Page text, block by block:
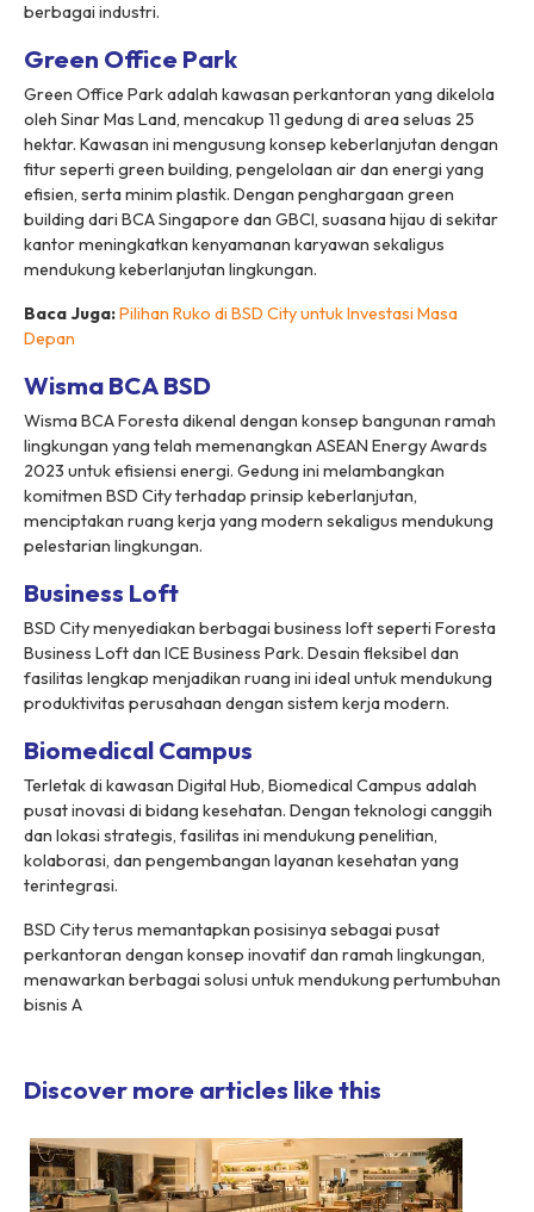
berbagai industri.
Green Office Park
Green Office Park adalah kawasan perkantoran yang dikelola
oleh Sinar Mas Land, mencakup 11 gedung di area seluas 25
hektar. Kawasan ini mengusung konsep keberlanjutan dengan
fitur seperti green building, pengelolaan air dan energi yang
efisien, serta minim plastik. Dengan penghargaan green
building dari BCA Singapore dan GBCI, suasana hijau di sekitar
kantor meningkatkan kenyamanan karyawan sekaligus
mendukung keberlanjutan lingkungan.
Baca Juga:Pilihan Ruko di BSD City untuk Investasi Masa
Depan
Wisma BCA BSD
Wisma BCA Foresta dikenal dengan konsep bangunan ramah
lingkungan yang telah memenangkan ASEAN Energy Awards
2023 untuk efisiensi energi. Gedung ini melambangkan
komitmen BSD City terhadap prinsip keberlanjutan,
menciptakan ruang kerja yang modern sekaligus mendukung
pelestarian lingkungan.
Business Loft
BSD City menyediakan berbagai business loft seperti Foresta
Business Loft dan ICE Business Park. Desain fleksibel dan
fasilitas lengkap menjadikan ruang ini ideal untuk mendukung
produktivitas perusahaan dengan sistem kerja modern.
Biomedical Campus
Terletak di kawasan Digital Hub, Biomedical Campus adalah
pusat inovasi di bidang kesehatan. Dengan teknologi canggih
dan lokasi strategis, fasilitas ini mendukung penelitian,
kolaborasi, dan pengembangan layanan kesehatan yang
terintegrasi.
BSD City terus memantapkan posisinya sebagai pusat
perkantoran dengan konsep inovatif dan ramah lingkungan,
menawarkan berbagai solusi untuk mendukung pertumbuhan
bisnis A
Discover more articles like this